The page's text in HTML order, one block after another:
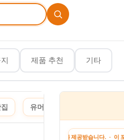
제품 추천 기타
유머&짤
의 수수료를 제공받습니다. · 이 포스팅은 네